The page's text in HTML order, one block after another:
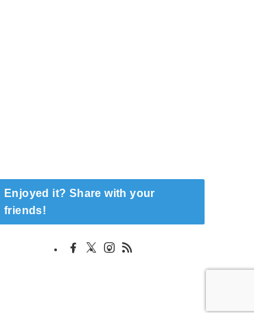
Enjoyed it? Share with your
friends!